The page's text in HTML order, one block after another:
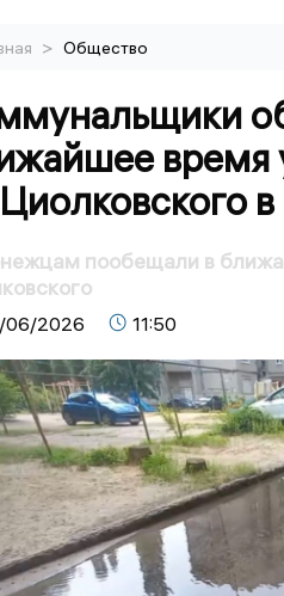
> Общество
время
пообещали в
2026 11:50